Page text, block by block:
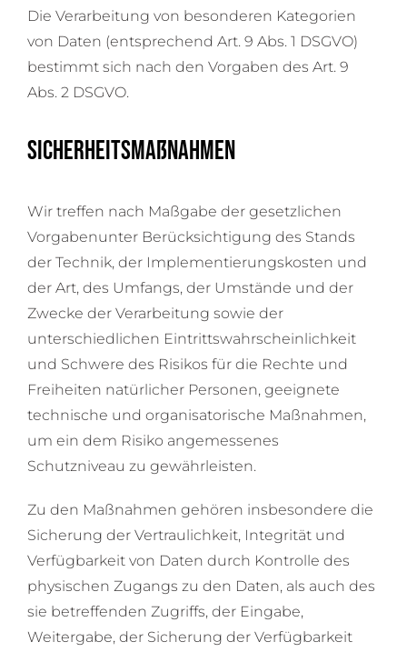
Die Verarbeitung von besonderen Kategorien
von Daten (entsprechend Art. 9 Abs. 1 DSGVO)
bestimmt sich nach den Vorgaben des Art. 9
Abs. 2 DSGVO.
Sicherheitsmaßnahmen
Wir treffen nach Maßgabe der gesetzlichen
Vorgabenunter Berücksichtigung des Stands
der Technik, der Implementierungskosten und
der Art, des Umfangs, der Umstände und der
Zwecke der Verarbeitung sowie der
unterschiedlichen Eintrittswahrscheinlichkeit
und Schwere des Risikos für die Rechte und
Freiheiten natürlicher Personen, geeignete
technische und organisatorische Maßnahmen,
um ein dem Risiko angemessenes
Schutzniveau zu gewährleisten.
Zu den Maßnahmen gehören insbesondere die
Sicherung der Vertraulichkeit, Integrität und
Verfügbarkeit von Daten durch Kontrolle des
physischen Zugangs zu den Daten, als auch des
sie betreffenden Zugriffs, der Eingabe,
Weitergabe, der Sicherung der Verfügbarkeit